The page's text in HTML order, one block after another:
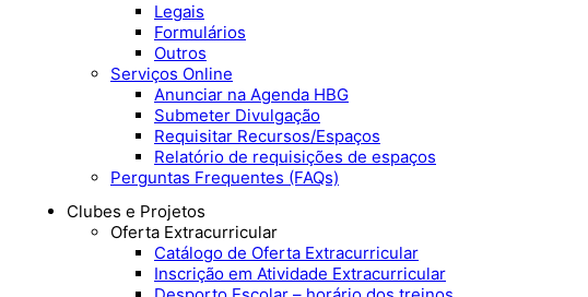
Legais
Formulários
Outros
Serviços Online
Anunciar na Agenda HBG
Submeter Divulgação
Requisitar Recursos/Espaços
Relatório de requisições de espaços
Perguntas Frequentes (FAQs)
Clubes e Projetos
Oferta Extracurricular
Catálogo de Oferta Extracurricular
Inscrição em Atividade Extracurricular